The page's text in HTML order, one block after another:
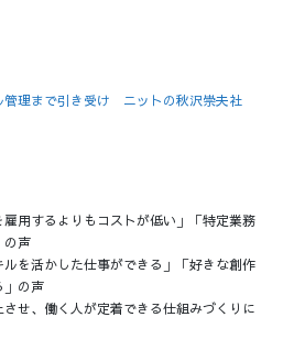
管理まで引き受け ニットの秋沢崇夫社
雇用するよりもコストが低い」「特定業務
の声
ルを活かした仕事ができる」「好きな創作
」の声
せ、働く人が定着できる仕組みづくりに